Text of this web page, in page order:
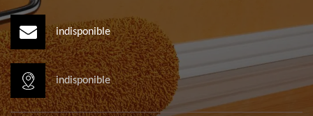
indisponible
indisponible